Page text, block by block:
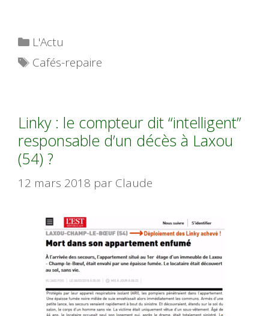
Catégories
L'Actu
Étiquettes
Cafés-repaire
Linky : le compteur dit “intelligent”
responsable d’un décès à Laxou
(54) ?
12 mars 2018 par Claude